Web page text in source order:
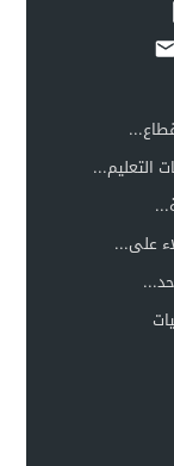
التعليم...
على...